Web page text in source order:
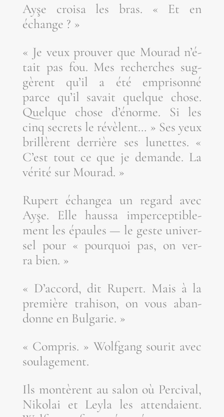
Ayşe croi­sa les bras. « Et en
échange ? »
« Je veux prou­ver que Mou­rad n’é­
tait pas fou. Mes recherches sug­
gèrent qu’il a été empri­son­né
parce qu’il savait quelque chose.
Quelque chose d’é­norme. Si les
cinq secrets le révèlent… » Ses yeux
brillèrent der­rière ses lunettes. «
C’est tout ce que je demande. La
véri­té sur Mourad. »
Rupert échan­gea un regard avec
Ayşe. Elle haus­sa imper­cep­ti­ble­
ment les épaules — le geste uni­ver­
sel pour « pour­quoi pas, on ver­
ra bien. »
« D’ac­cord, dit Rupert. Mais à la
pre­mière tra­hi­son, on vous aban­
donne en Bulgarie. »
« Com­pris. » Wolf­gang sou­rit avec
soulagement.
Ils mon­tèrent au salon où Per­ci­val,
Niko­lai et Ley­la les atten­daient.